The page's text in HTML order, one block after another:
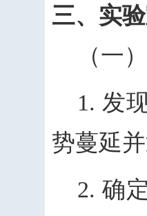
三、实
（一
1. 发
势蔓延
2. 确